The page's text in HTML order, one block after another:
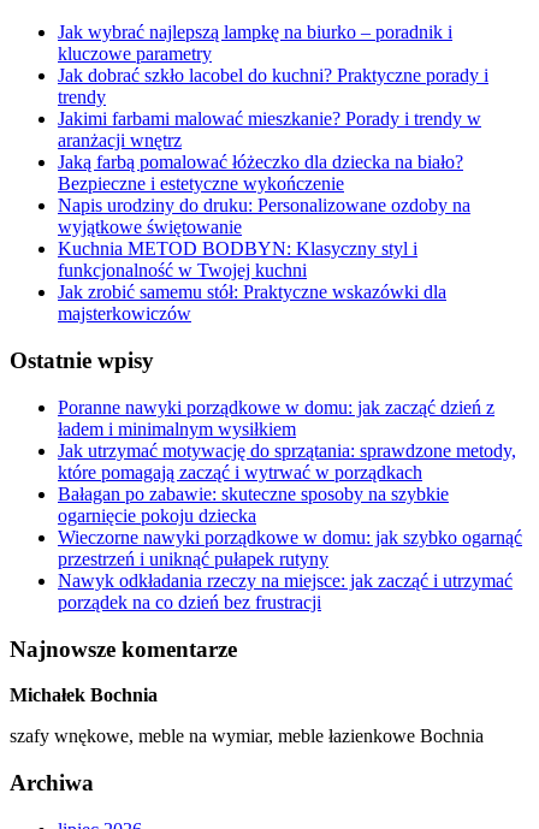
Jak wybrać najlepszą lampkę na biurko – poradnik i
kluczowe parametry
Jak dobrać szkło lacobel do kuchni? Praktyczne porady i
trendy
Jakimi farbami malować mieszkanie? Porady i trendy w
aranżacji wnętrz
Jaką farbą pomalować łóżeczko dla dziecka na biało?
Bezpieczne i estetyczne wykończenie
Napis urodziny do druku: Personalizowane ozdoby na
wyjątkowe świętowanie
Kuchnia METOD BODBYN: Klasyczny styl i
funkcjonalność w Twojej kuchni
Jak zrobić samemu stół: Praktyczne wskazówki dla
majsterkowiczów
Ostatnie wpisy
Poranne nawyki porządkowe w domu: jak zacząć dzień z
ładem i minimalnym wysiłkiem
Jak utrzymać motywację do sprzątania: sprawdzone metody,
które pomagają zacząć i wytrwać w porządkach
Bałagan po zabawie: skuteczne sposoby na szybkie
ogarnięcie pokoju dziecka
Wieczorne nawyki porządkowe w domu: jak szybko ogarnąć
przestrzeń i uniknąć pułapek rutyny
Nawyk odkładania rzeczy na miejsce: jak zacząć i utrzymać
porządek na co dzień bez frustracji
Najnowsze komentarze
Michałek Bochnia
szafy wnękowe, meble na wymiar, meble łazienkowe Bochnia
Archiwa